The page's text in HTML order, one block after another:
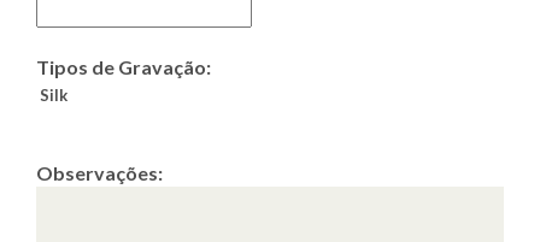
Tipos de Gravação:
Silk
Observações: